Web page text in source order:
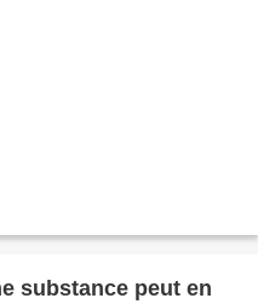
substance peut en